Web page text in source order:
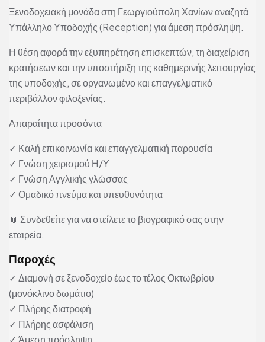
Ξενοδοχειακή μονάδα στη Γεωργιούπολη Χανίων αναζητά
Υπάλληλο Υποδοχής (Reception) για άμεση πρόσληψη.
Η θέση αφορά την εξυπηρέτηση επισκεπτών, τη διαχείριση
κρατήσεων και την υποστήριξη της καθημερινής λειτουργίας
της υποδοχής, σε οργανωμένο και επαγγελματικό
περιβάλλον φιλοξενίας.
Απαραίτητα προσόντα
✓ Καλή επικοινωνία και επαγγελματική παρουσία
✓ Γνώση χειρισμού Η/Υ
✓ Γνώση Αγγλικής γλώσσας
✓ Ομαδικό πνεύμα και υπευθυνότητα
📎 Συνδεθείτε για να στείλετε το βιογραφικό σας στην
εταιρεία.
Παροχές
✓ Διαμονή σε ξενοδοχείο έως το τέλος Οκτωβρίου
(μονόκλινο δωμάτιο)
✓ Πλήρης διατροφή
✓ Πλήρης ασφάλιση
✓ Άμεση πρόσληψη